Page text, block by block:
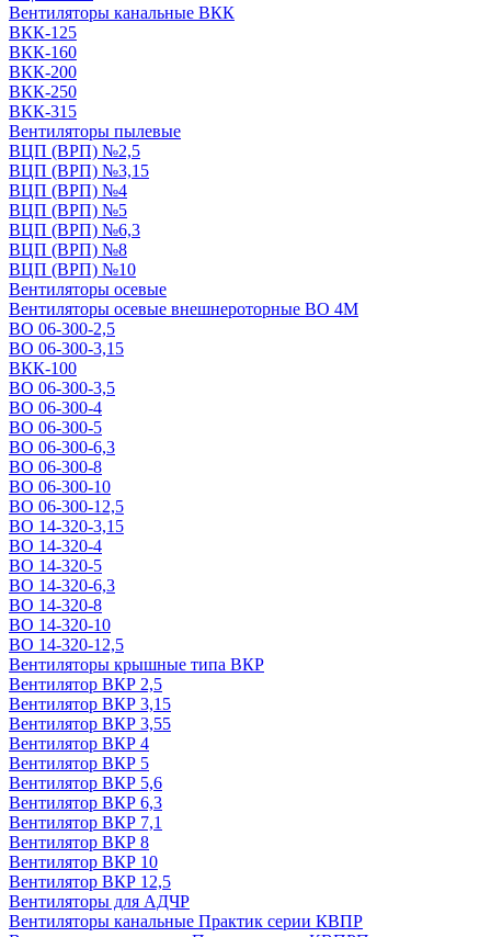
Вентиляторы канальные ВКК
ВКК-125
ВКК-160
ВКК-200
ВКК-250
ВКК-315
Вентиляторы пылевые
ВЦП (ВРП) №2,5
ВЦП (ВРП) №3,15
ВЦП (ВРП) №4
ВЦП (ВРП) №5
ВЦП (ВРП) №6,3
ВЦП (ВРП) №8
ВЦП (ВРП) №10
Вентиляторы осевые
Вентиляторы осевые внешнероторные ВО 4М
ВО 06-300-2,5
ВО 06-300-3,15
ВКК-100
ВО 06-300-3,5
ВО 06-300-4
ВО 06-300-5
ВО 06-300-6,3
ВО 06-300-8
ВО 06-300-10
ВО 06-300-12,5
ВО 14-320-3,15
ВО 14-320-4
ВО 14-320-5
ВО 14-320-6,3
ВО 14-320-8
ВО 14-320-10
ВО 14-320-12,5
Вентиляторы крышные типа ВКР
Вентилятор ВКР 2,5
Вентилятор ВКР 3,15
Вентилятор ВКР 3,55
Вентилятор ВКР 4
Вентилятор ВКР 5
Вентилятор ВКР 5,6
Вентилятор ВКР 6,3
Вентилятор ВКР 7,1
Вентилятор ВКР 8
Вентилятор ВКР 10
Вентилятор ВКР 12,5
Вентиляторы для АДЧР
Вентиляторы канальные Практик серии КВПР